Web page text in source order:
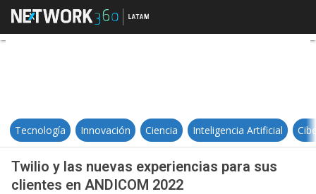
Twilio y las nuevas experiencias
Tecnología Innovación Ciencia Inteligencia Artificial
Twilio y las nuevas experiencias para sus
clientes en ANDICOM 2022